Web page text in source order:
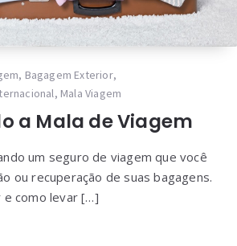
, Bagagem Exterior,
, Mala Viagem
a Mala de Viagem
um seguro de viagem que você
ou recuperação de suas bagagens.
e como levar […]